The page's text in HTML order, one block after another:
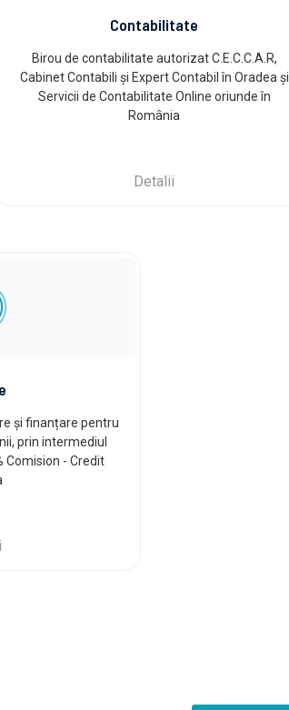
Contabilitate
Birou de contabilitate autorizat C.E.C.C.A.R,
Cabinet Contabili și Expert Contabil în Oradea și
Servicii de Contabilitate Online oriunde în
România
Detalii
și finanțare pentru
prin intermediul
Comision - Credit